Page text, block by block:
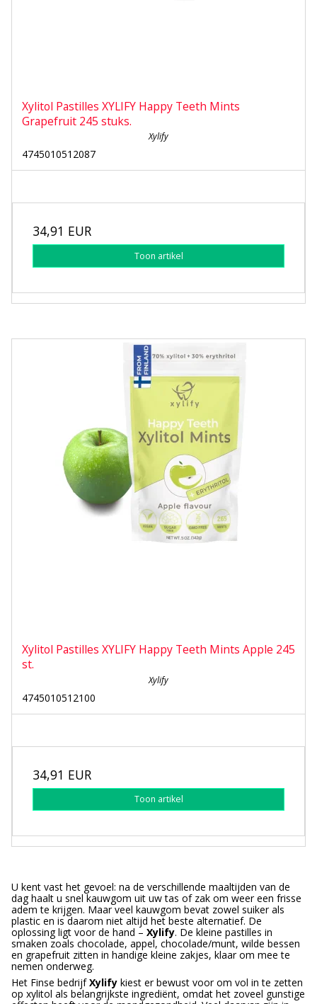
Xylitol Pastilles XYLIFY Happy Teeth Mints
Grapefruit 245 stuks.
Xylify
4745010512087
34,91 EUR
Toon artikel
Xylitol Pastilles XYLIFY Happy Teeth Mints Apple 245
st.
Xylify
4745010512100
34,91 EUR
Toon artikel
U kent vast het gevoel: na de verschillende maaltijden van de
dag haalt u snel kauwgom uit uw tas of zak om weer een frisse
adem te krijgen. Maar veel kauwgom bevat zowel suiker als
plastic en is daarom niet altijd het beste alternatief. De
oplossing ligt voor de hand – Xylify. De kleine pastilles in
smaken zoals chocolade, appel, chocolade/munt, wilde bessen
en grapefruit zitten in handige kleine zakjes, klaar om mee te
nemen onderweg.
Het Finse bedrijfXylify kiest er bewust voor om vol in te zetten
op xylitol als belangrijkste ingrediënt, omdat het zoveel gunstige